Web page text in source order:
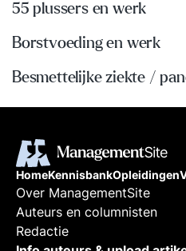
55 plussers en werk
Borstvoeding en werk
Besmettelijke ziekte /
HomeKennisbankOpleidingen
Over ManagementSite
Auteurs en columnisten
Redactie